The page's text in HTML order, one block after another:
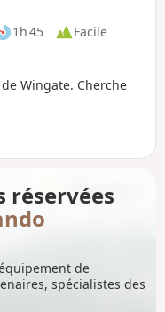
1h 45
Facile
Wingate. Cherche
réservées
de
spécialistes des